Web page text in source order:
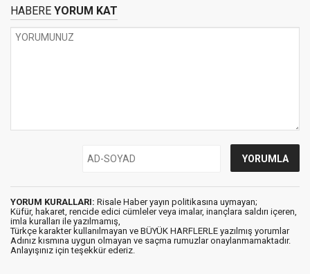
HABERE YORUM KAT
YORUM KURALLARI: Risale Haber yayın politikasına uymayan;
Küfür, hakaret, rencide edici cümleler veya imalar, inançlara saldırı içeren,
imla kuralları ile yazılmamış,
Türkçe karakter kullanılmayan ve BÜYÜK HARFLERLE yazılmış yorumlar
Adınız kısmına uygun olmayan ve saçma rumuzlar onaylanmamaktadır.
Anlayışınız için teşekkür ederiz.